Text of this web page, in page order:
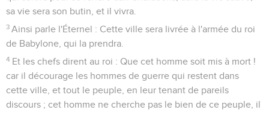
sa vie sera son butin, et il vivra.
3 Ainsi parle l'Éternel : Cette ville sera livrée à l'armée du roi
de Babylone, qui la prendra.
4 Et les chefs dirent au roi : Que cet homme soit mis à mort !
car il décourage les hommes de guerre qui restent dans
cette ville, et tout le peuple, en leur tenant de pareils
discours ; cet homme ne cherche pas le bien de ce peuple, il